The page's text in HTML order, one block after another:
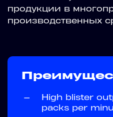
продукции в
производственных
—
High blister
packs per